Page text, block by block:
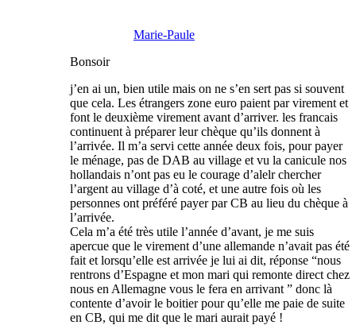
Marie-Paule
Bonsoir
j’en ai un, bien utile mais on ne s’en sert pas si souvent
que cela. Les étrangers zone euro paient par virement et
font le deuxième virement avant d’arriver. les francais
continuent à préparer leur chèque qu’ils donnent à
l’arrivée. Il m’a servi cette année deux fois, pour payer
le ménage, pas de DAB au village et vu la canicule nos
hollandais n’ont pas eu le courage d’alelr chercher
l’argent au village d’à coté, et une autre fois où les
personnes ont préféré payer par CB au lieu du chèque à
l’arrivée.
Cela m’a été très utile l’année d’avant, je me suis
apercue que le virement d’une allemande n’avait pas été
fait et lorsqu’elle est arrivée je lui ai dit, réponse “nous
rentrons d’Espagne et mon mari qui remonte direct chez
nous en Allemagne vous le fera en arrivant ” donc là
contente d’avoir le boitier pour qu’elle me paie de suite
en CB, qui me dit que le mari aurait payé !